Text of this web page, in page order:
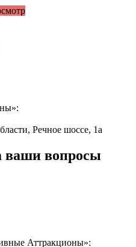
Речное шоссе, 1а
ваши вопросы
Аттракционы»: